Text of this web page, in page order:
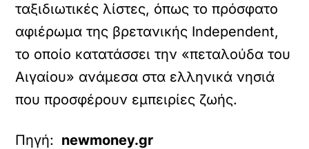
ταξιδιωτικές λίστες, όπως το πρόσφατο
αφιέρωμα της βρετανικής Independent,
το οποίο κατατάσσει την «πεταλούδα του
Αιγαίου» ανάμεσα στα ελληνικά νησιά
που προσφέρουν εμπειρίες ζωής.
Πηγή: newmoney.gr